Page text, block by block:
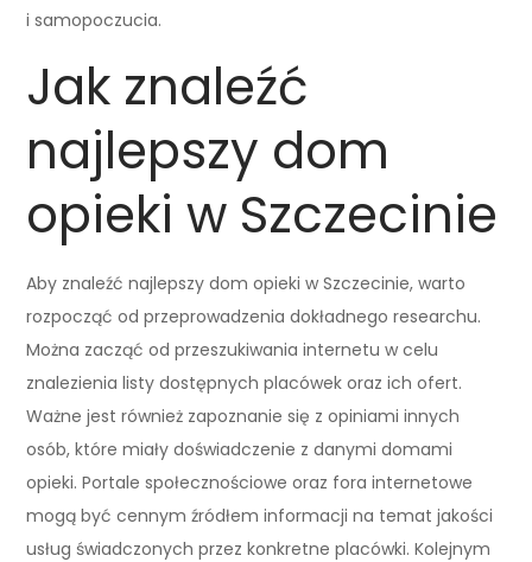
i samopoczucia.
Jak znaleźć
najlepszy dom
opieki w Szczecinie
Aby znaleźć najlepszy dom opieki w Szczecinie, warto
rozpocząć od przeprowadzenia dokładnego researchu.
Można zacząć od przeszukiwania internetu w celu
znalezienia listy dostępnych placówek oraz ich ofert.
Ważne jest również zapoznanie się z opiniami innych
osób, które miały doświadczenie z danymi domami
opieki. Portale społecznościowe oraz fora internetowe
mogą być cennym źródłem informacji na temat jakości
usług świadczonych przez konkretne placówki. Kolejnym